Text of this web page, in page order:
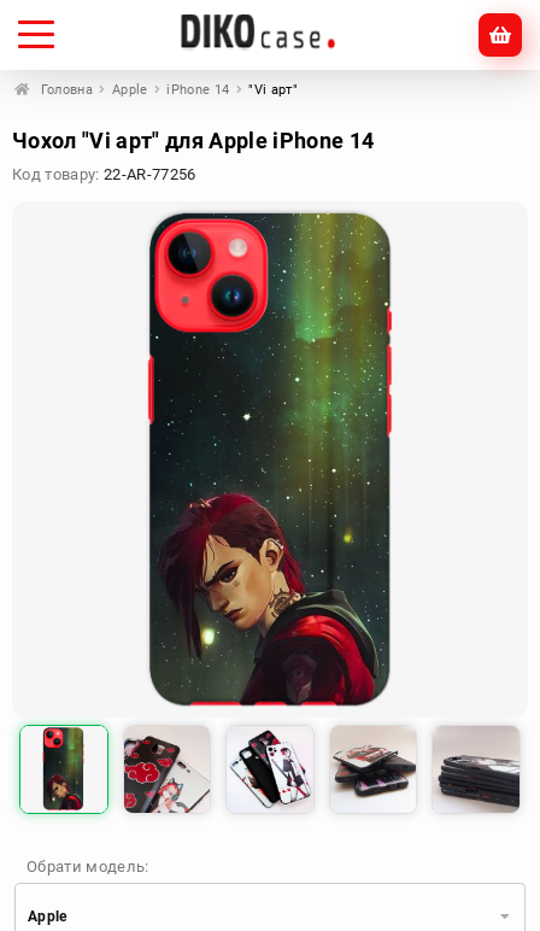
Головна Apple iPhone 14 "Vi арт"
Чохол "Vi арт" для Apple iPhone 14
Код товару: 22-AR-77256
Обрати модель:
Apple